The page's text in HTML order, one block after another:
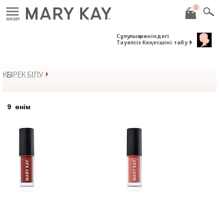
MӘЗІРІ
0
Сұлулық жөніндегі
Тәуелсіз Кеңесшіні табу
КӨБІРЕК БІЛУ
9 өнім